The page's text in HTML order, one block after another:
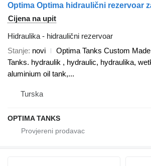
Optima Optima hidraulični rezervoar
Cijena na upit
Hidraulika - hidraulični rezervoar
Stanje novi
Optima Tanks Custom
Tanks. hydraulik , hydraulic, hydraulika,
aluminium oil tank,...
Turska
OPTIMA TANKS